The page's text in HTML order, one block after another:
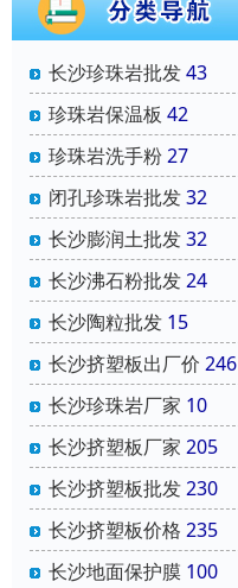
长沙珍珠岩批发43
珍珠岩保温板 42
珍珠岩洗手粉27
闭孔珍珠岩批发32
长沙膨润土批发32
长沙沸石粉批发24
长沙陶粒批发 15
长沙挤塑板出厂价 246
长沙珍珠岩厂家 10
长沙挤塑板厂家 205
长沙挤塑板批发230
长沙挤塑板价格 235
长沙地面保护膜 100